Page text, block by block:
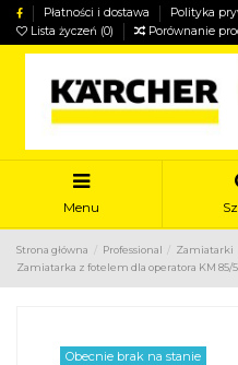
Płatności i dostawa Polityka
Lista życzeń (0) Porównanie
Menu
Strona główna Professional Zamiatarki
Zamiatarka z fotelem dla operatora KM 85/
Obecnie brak na stanie